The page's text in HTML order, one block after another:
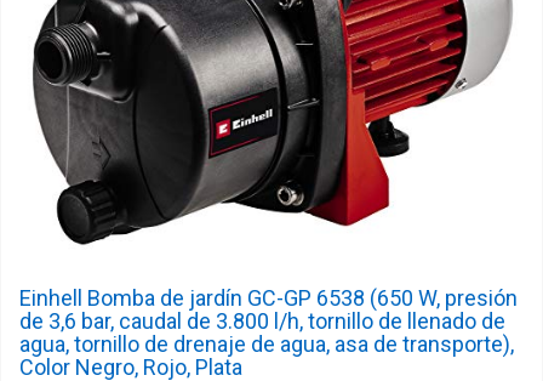
Einhell Bomba de jardín GC-GP 6538 (650 W, presión
de 3,6 bar, caudal de 3.800 l/h, tornillo de llenado de
agua, tornillo de drenaje de agua, asa de transporte),
Color Negro, Rojo, Plata